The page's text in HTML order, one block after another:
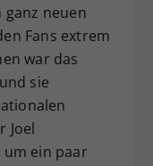
neuen
Fans extrem
war das
sie
Joel
ein paar